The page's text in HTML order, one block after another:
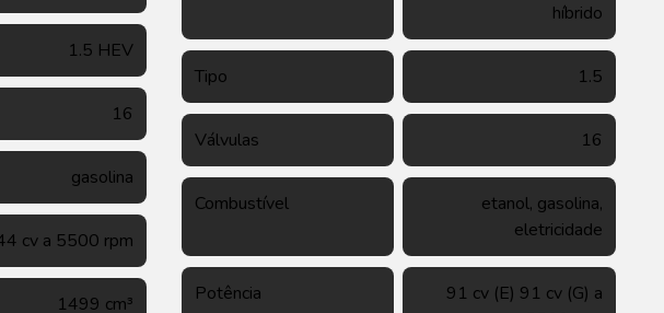
1.5 HEV
16
gasolina
cv a 5500 rpm
1499 cm³
híbrido
Tipo 1.5
Válvulas 16
Combustível
etanol, gasolina,
eletricidade
Potência
91 cv (E) 91 cv (G) a